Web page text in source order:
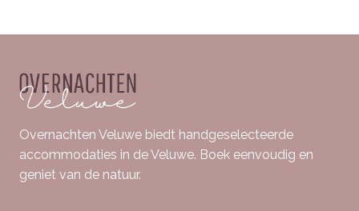
Overnachten Veluwe biedt handgeselecteerde
accommodaties in de Veluwe. Boek eenvoudig en
geniet van de natuur.